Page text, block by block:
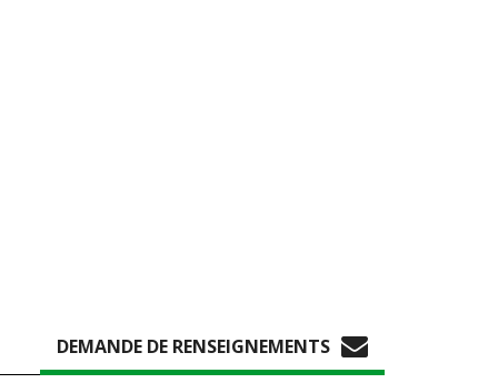
DEMANDE DE RENSEIGNEMENTS